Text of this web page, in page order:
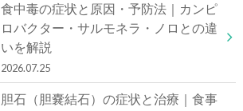
食中毒の症状と原因・予防法｜カンピ
ロバクター・サルモネラ・ノロとの違
いを解説
2026.07.25
胆石（胆嚢結石）の症状と治療｜食事